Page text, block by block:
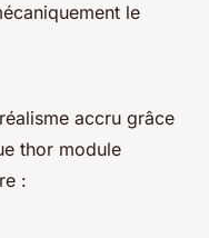
le
accru grâce
thor module
: